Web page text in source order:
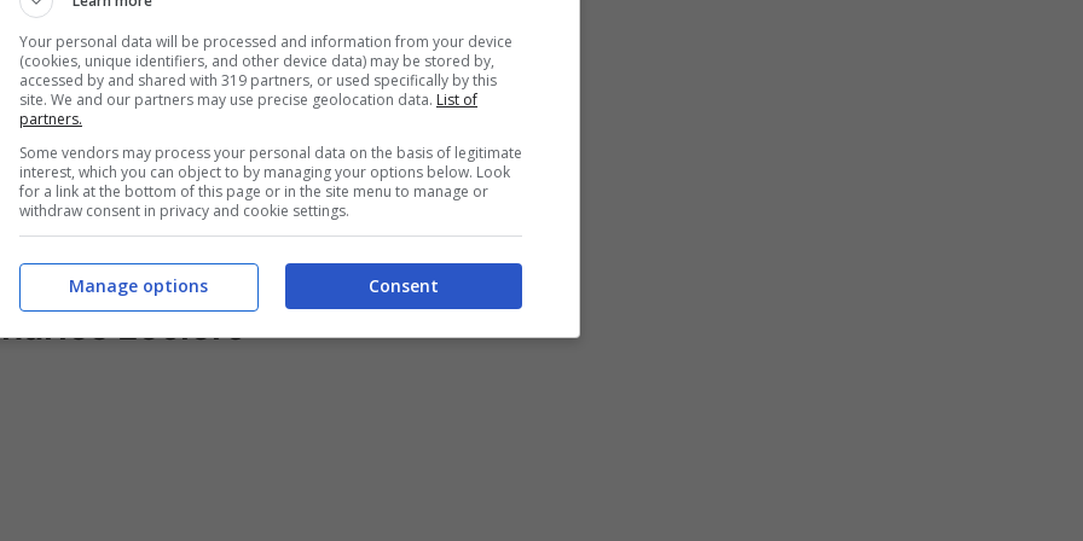
In pista CL16 lo ha sopravanzato, ma
successiva penalità. Zandvoort è una
due file risulterà la chiave per tornare
iniziato con le gomme dure, per poi
percorso 30 giri. Le Mercedes sono
olandese.
Leclerc
Your personal data will be processed and information from your device
(cookies, unique identifiers, and other device data) may be stored by,
accessed by and shared with 319 partners, or used specifically by this
site. We and our partners may use precise geolocation data. List of
partners.
Some vendors may process your personal data on the basis of legitimate
interest, which you can object to by managing your options below. Look
for a link at the bottom of this page or in the site menu to manage or
withdraw consent in privacy and cookie settings.
Consent
Manage options